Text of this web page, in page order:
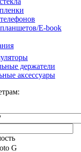
E-book
держатели
аксессуары
G